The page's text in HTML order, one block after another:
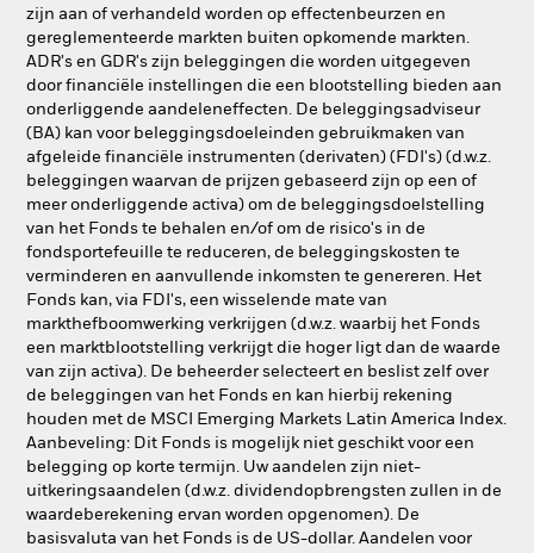
zijn aan of verhandeld worden op effectenbeurzen en
gereglementeerde markten buiten opkomende markten.
ADR's en GDR's zijn beleggingen die worden uitgegeven
door financiële instellingen die een blootstelling bieden aan
onderliggende aandeleneffecten. De beleggingsadviseur
(BA) kan voor beleggingsdoeleinden gebruikmaken van
afgeleide financiële instrumenten (derivaten) (FDI's) (d.w.z.
beleggingen waarvan de prijzen gebaseerd zijn op een of
meer onderliggende activa) om de beleggingsdoelstelling
van het Fonds te behalen en/of om de risico's in de
fondsportefeuille te reduceren, de beleggingskosten te
verminderen en aanvullende inkomsten te genereren. Het
Fonds kan, via FDI's, een wisselende mate van
markthefboomwerking verkrijgen (d.w.z. waarbij het Fonds
een marktblootstelling verkrijgt die hoger ligt dan de waarde
van zijn activa). De beheerder selecteert en beslist zelf over
de beleggingen van het Fonds en kan hierbij rekening
houden met de MSCI Emerging Markets Latin America Index.
Aanbeveling: Dit Fonds is mogelijk niet geschikt voor een
belegging op korte termijn. Uw aandelen zijn niet-
uitkeringsaandelen (d.w.z. dividendopbrengsten zullen in de
waardeberekening ervan worden opgenomen). De
basisvaluta van het Fonds is de US-dollar. Aandelen voor